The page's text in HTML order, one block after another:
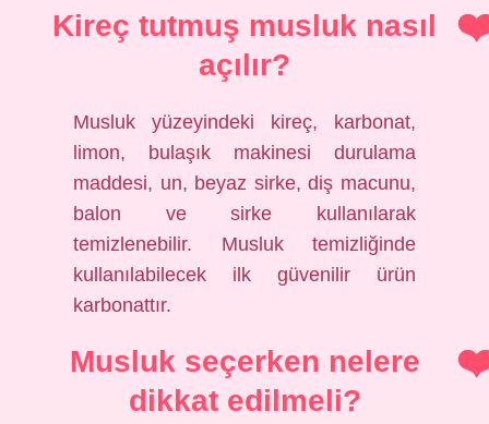
Kireç tutmuş musluk nasıl
açılır?
Musluk yüzeyindeki kireç, karbonat,
limon, bulaşık makinesi durulama
maddesi, un, beyaz sirke, diş macunu,
balon ve sirke kullanılarak
temizlenebilir. Musluk temizliğinde
kullanılabilecek ilk güvenilir ürün
karbonattır.
Musluk seçerken nelere
dikkat edilmeli?